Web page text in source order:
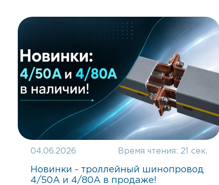
04.06.2026 Время чтения: 21 сек.
Новинки - троллейный шинопровод
4/50А и 4/80А в продаже!